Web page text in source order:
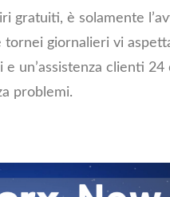
gratuiti, è solamente
giornalieri vi
un’assistenza clienti
problemi.